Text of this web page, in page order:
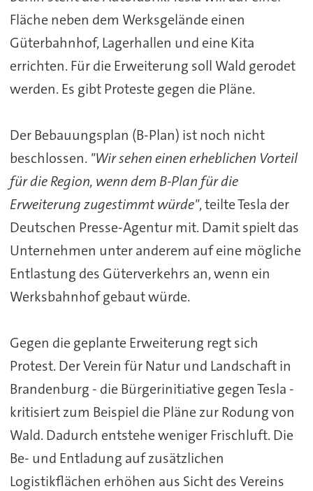
Fläche neben dem Werksgelände einen
Güterbahnhof, Lagerhallen und eine Kita
errichten. Für die Erweiterung soll Wald gerodet
werden. Es gibt Proteste gegen die Pläne.
Der Bebauungsplan (B-Plan) ist noch nicht
beschlossen. "Wir sehen einen erheblichen Vorteil
für die Region, wenn dem B-Plan für die
Erweiterung zugestimmt würde", teilte Tesla der
Deutschen Presse-Agentur mit. Damit spielt das
Unternehmen unter anderem auf eine mögliche
Entlastung des Güterverkehrs an, wenn ein
Werksbahnhof gebaut würde.
Gegen die geplante Erweiterung regt sich
Protest. Der Verein für Natur und Landschaft in
Brandenburg - die Bürgerinitiative gegen Tesla -
kritisiert zum Beispiel die Pläne zur Rodung von
Wald. Dadurch entstehe weniger Frischluft. Die
Be- und Entladung auf zusätzlichen
Logistikflächen erhöhen aus Sicht des Vereins